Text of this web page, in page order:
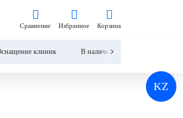
KZ
Сравнение
Сравнение
Избранное Корзина
клиник В наличии
Цена по запросу
Запросить КП